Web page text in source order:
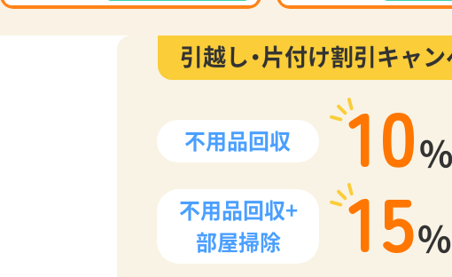
引越し・片付け割引キャ
不用品回収 10%
不用品回収+
部屋掃除
15%